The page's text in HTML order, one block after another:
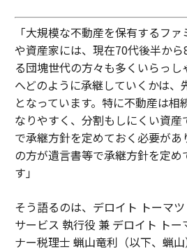
「大規模な不動産を保有するフ
や資産家には、現在70代後半か
る団塊世代の方々も多くいらっ
へどのように承継していくかは、
となっています。特に不動産は相
なりやすく、分割もしにくい資
で承継方針を定めておく必要があ
の方が遺言書等で承継方針を定
す」
そう語るのは、デロイト トーマ
サービス 執行役 兼 デロイト ト
ナー税理士 蝋山竜利（以下、蝋山